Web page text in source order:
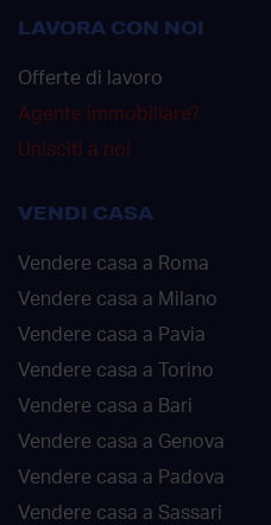
LAVORA CON NOI
Offerte di lavoro
Agente immobiliare?
Unisciti a noi
VENDI CASA
Vendere casa a Roma
Vendere casa a Milano
Vendere casa a Pavia
Vendere casa a Torino
Vendere casa a Bari
Vendere casa a Genova
Vendere casa a Padova
Vendere casa a Sassari